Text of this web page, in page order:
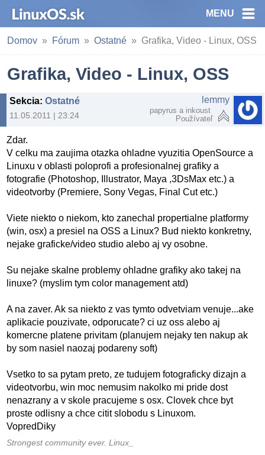
MENU
Domov Fórum Ostatné Grafika, Video - Linux, OSS
Grafika, Video - Linux, OSS
Sekcia: Ostatné
11.05.2011 | 23:24
lemmy
papyrus a inkoust
Používateľ
Zdar.
V celku ma zaujima otazka ohladne vyuzitia OpenSource a
Linuxu v oblasti poloprofi a profesionalnej grafiky a
fotografie (Photoshop, Illustrator, Maya ,3DsMax etc.) a
videotvorby (Premiere, Sony Vegas, Final Cut etc.)
Viete niekto o niekom, kto zanechal propertialne platformy
(win, osx) a presiel na OSS a Linux? Bud niekto konkretny,
nejake graficke/video studio alebo aj vy osobne.
Su nejake skalne problemy ohladne grafiky ako takej na
linuxe? (myslim tym color management atd)
A na zaver. Ak sa niekto z vas tymto odvetviam venuje...ake
aplikacie pouzivate, odporucate? ci uz oss alebo aj
komercne platene privitam (planujem nejaky ten nakup ak
by som nasiel naozaj podareny soft)
Vsetko to sa pytam preto, ze tudujem fotograficky dizajn a
videotvorbu, win moc nemusim nakolko mi pride dost
nenazrany a v skole pracujeme s osx. Clovek chce byt
proste odlisny a chce citit slobodu s Linuxom.
VopredDiky
Strongest community ever. Linux_